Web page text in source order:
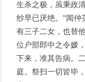
生杀之极，虽秉政
纱早已厌绝。”闻仲
有三子二女，也替
位户部郎中之令嫒
下来，准其告病。
庭。祭扫一切皆毕